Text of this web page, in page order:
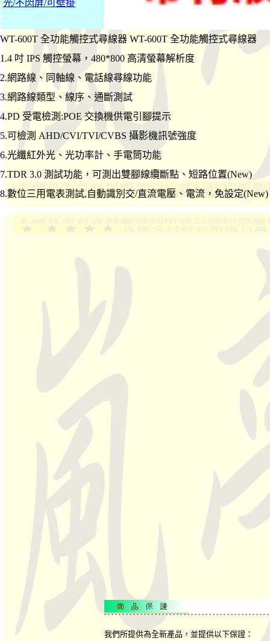
光/不閃屏/可壁掛
WT-600T 全功能觸控式尋線器 WT-600T 全功能觸控式尋線器
1.4 吋 IPS 觸控螢幕，480*800 高清螢幕解析度
2.網路線、同軸線、電話線尋線功能
3.網路線類型、線序、通斷測試
4.PD 受電檢測:POE 交換機供電引腳提示
5.可檢測 AHD/CVI/TVI/CVBS 攝影機訊號強度
6.光纖紅外光、光功率計、手電筒功能
7.TDR 3.0 測試功能，可測出雙腳線纜斷點、短路位置(New)
8.數位三用電表測試,自動識別交/直流電壓、電流，免設定(New)
我們所提供為全新產品，並提供以下保證：